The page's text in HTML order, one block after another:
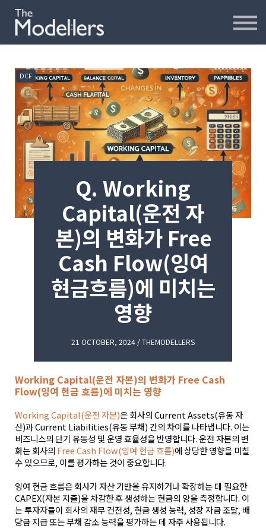
파워포인트
오프라인
연습모델
문의하기
DCF
Q. Working
Capital(운전 자
본)의 변화가 Free
Cash Flow(잉여
현금흐름)에 미치는
영향
21 OCTOBER, 2024 / THEMODELLERS
Working Capital(운전 자본)의 변화가 Free Cash
Flow(잉여 현금 흐름)에 미치는 영향
Working Capital(운전 자본)은 회사의 Current Assets(유동 자
산)과 Current Liabilities(유동 부채) 간의 차이를 나타냅니다. 이는
비즈니스의 단기 유동성 및 운영 효율성을 반영합니다. 운전 자본의 변
화는 회사의 Free Cash Flow(잉여 현금 흐름)에 상당한 영향을 미칠
수 있으므로, 이를 평가하는 것이 중요합니다.
잉여 현금 흐름은 회사가 자산 기반을 유지하거나 확장하는 데 필요한
CAPEX(자본 지출)을 차감한 후 생성하는 현금의 양을 측정합니다. 이
는 투자자들이 회사의 재무 건전성, 현금 생성 능력, 성장 자금 조달, 배
당금 지급 또는 부채 감소 능력을 평가하는 데 자주 사용됩니다.